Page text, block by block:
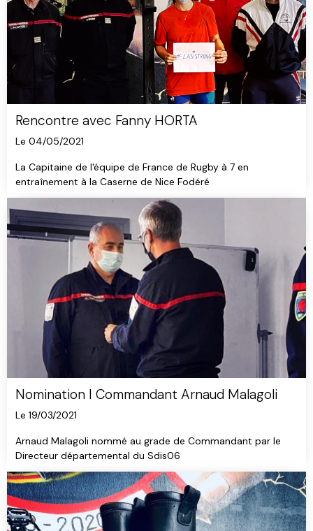
Rencontre avec Fanny HORTA
Le 04/05/2021
La Capitaine de l'équipe de France de Rugby à 7 en
entraînement à la Caserne de Nice Fodéré
Nomination I Commandant Arnaud Malagoli
Le 19/03/2021
Arnaud Malagoli nommé au grade de Commandant par le
Directeur départemental du Sdis06